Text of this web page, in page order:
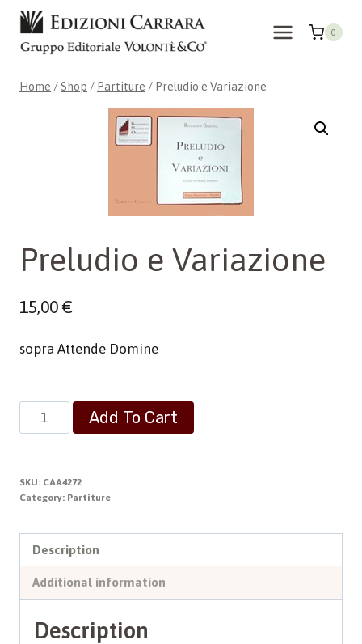
Skip
content
0
Home / Shop / Partiture / Preludio e Variazione
Preludio e Variazione
15,00€
sopra Attende Domine
Preludio
e
quantity
Add To Cart
SKU: CAA4272
Category: Partiture
Description
Additional information
Description